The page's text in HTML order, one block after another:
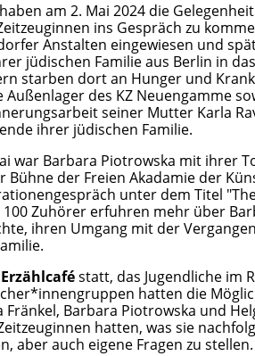
am 2. Mai 2024 die
ins Gespräch zu
Anstalten eingewiesen und
jüdischen Familie aus Berlin in
starben dort an Hunger und
des KZ Neuengamme
seiner Mutter Karla
ihrer jüdischen Familie.
war Barbara Piotrowska mit ihrer
Bühne der Freien Akadamie der
unter dem Titel
100 Zuhörer erfuhren mehr über
ihren Umgang mit der
Erzählcaféstatt, das Jugendliche im
hatten die
Fränkel, Barbara Piotrowska und
hatten, was sie
aber auch eigene Fragen zu stellen.